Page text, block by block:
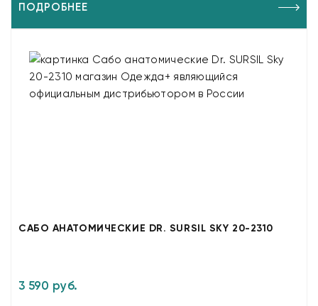
ПОДРОБНЕЕ
САБО АНАТОМИЧЕСКИЕ DR. SURSIL SKY 20-2310
3 590 руб.